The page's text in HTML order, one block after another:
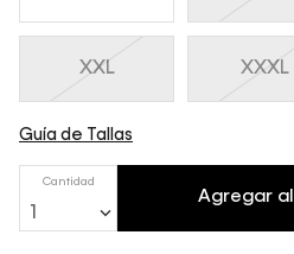
XXL XXXL
Guía de Tallas
Cantidad
1
Agregar